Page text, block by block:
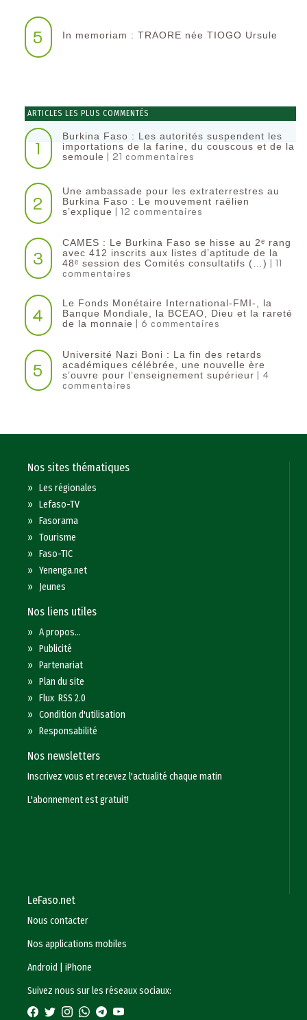
5 In memoriam : TRAORE née TIOGO Ursule
ARTICLES LES PLUS COMMENTÉS
1
Burkina Faso : Les autorités suspendent les
importations de la farine, du couscous et de la
semoule | 21 commentaires
2
Une ambassade pour les extraterrestres au
Burkina Faso : Le mouvement raëlien
s’explique | 12 commentaires
3
CAMES : Le Burkina Faso se hisse au 2ᵉ rang
avec 412 inscrits aux listes d’aptitude de la
48ᵉ session des Comités consultatifs (…) | 11
commentaires
4
Le Fonds Monétaire International-FMI-, la
Banque Mondiale, la BCEAO, Dieu et la rareté
de la monnaie | 6 commentaires
5
Université Nazi Boni : La fin des retards
académiques célébrée, une nouvelle ère
s’ouvre pour l’enseignement supérieur | 4
commentaires
Nos sites thématiques
»Les régionales
»Lefaso-TV
»Fasorama
»Tourisme
»Faso-TIC
»Yenenga.net
» Jeunes
Nos liens utiles
»A propos...
»Publicité
»Partenariat
»Plan du site
»Flux RSS 2.0
»Condition d'utilisation
»Responsabilité
Nos newsletters
Inscrivez vous et recevez l'actualité chaque matin
L'abonnement est gratuit!
LeFaso.net
Nous contacter
Nos applications mobiles
Android
|iPhone
Suivez nous sur les réseaux sociaux: